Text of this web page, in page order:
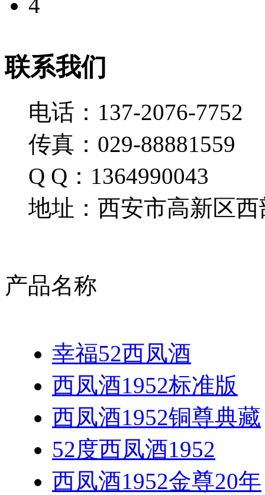
联系我们
电话：137-2076-7752
传真：029-88881559
Q Q：1364990043
地址：西安市高新区西
产品名称
幸福52西凤酒
西凤酒1952标准版
西凤酒1952铜尊典藏
52度西凤酒1952
西凤酒1952金尊20年